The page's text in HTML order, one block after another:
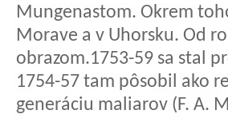
Mungenastom. Okrem
Morave a v Uhorsku. Od
obrazom.1753-59 sa stal
1754-57 tam pôsobil ako
generáciu maliarov (F. A.